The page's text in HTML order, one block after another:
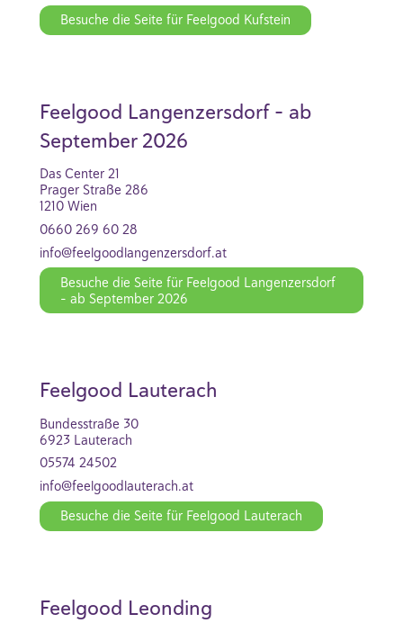
Besuche die Seite für Feelgood Kufstein
Feelgood Langenzersdorf - ab
September 2026
Das Center 21
Prager Straße 286
1210 Wien
0660 269 60 28
info@feelgoodlangenzersdorf.at
Besuche die Seite für Feelgood Langenzersdorf
- ab September 2026
Feelgood Lauterach
Bundesstraße 30
6923 Lauterach
05574 24502
info@feelgoodlauterach.at
Besuche die Seite für Feelgood Lauterach
Feelgood Leonding